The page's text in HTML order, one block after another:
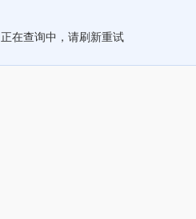
正在查询中，请刷新重试